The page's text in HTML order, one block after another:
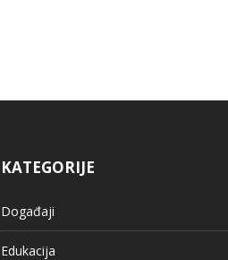
KATEGORIJE
Događaji
Edukacija